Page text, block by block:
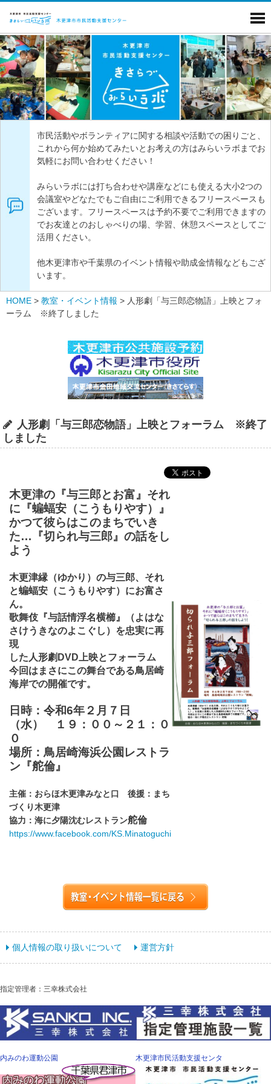
市民活動やボランティアに関する相談や活動での困りごと、
これから何か始めてみたいとお考えの方はみらいラボまでお
気軽にお問い合わせください！
みらいラボには打ち合わせや講座などにも使える大小2つの
会議室やどなたでもご自由にご利用できるフリースペースも
ございます。フリースペースは予約不要でご利用できますの
でお友達とのおしゃべりの場、学習、休憩スペースとしてご
活用ください。
他木更津市や千葉県のイベント情報や助成金情報などもござ
います。
HOME > 教室・イベント情報 > 人形劇「与三郎恋物語」上映とフォ
ーラム ※終了しました
人形劇「与三郎恋物語」上映とフォーラム ※終了
しました
木更津の『与三郎とお富』それ
に『蝙蝠安（こうもりやす）』
かつて彼らはこのまちでいき
た…『切られ与三郎』の話をし
よう
木更津縁（ゆかり）の与三郎、それ
と蝙蝠安（こうもりやす）にお富さ
ん。
歌舞伎『与話情浮名横櫛』（よはな
さけうきなのよこぐし）を忠実に再
現
した人形劇DVD上映とフォーラム
今回はまさにこの舞台である鳥居崎
海岸での開催です。
日時：令和6年２月７日
（水） １９：００～２１：０
０
場所：鳥居崎海浜公園レストラ
ン『舵倫』
主催：おらほ木更津みなと口 後援：まち
づくり木更津
協力：海に夕陽沈むレストラン舵倫
https://www.facebook.com/KS.Minatoguchi
個人情報の取り扱いについて 運営方針
指定管理者：三幸株式会社